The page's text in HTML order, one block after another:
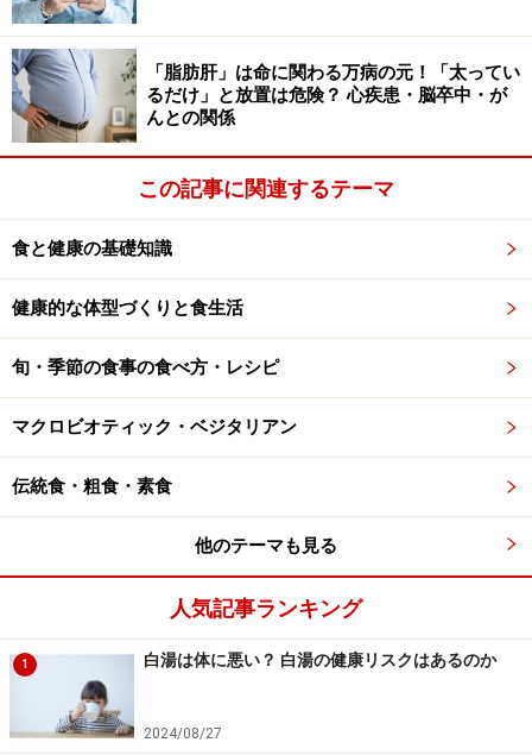
研究チームは、腸内細菌のバランスを良好に保つために
はどのような食事をすればよいのか、特に食物繊維とポ
リフェノールとの組み合わせに焦点をあてて調査しまし
た。
38人の健康な成人を対象に、食物摂取頻度調査と糞便中
の細菌の分析を行って、その関連を調べたところ、柑橘
類由来のペクチンは、ある種の善玉菌を減らしてしまう
ことがわかったというのです。
食物繊維の一つであるペクチンは、食品により水溶性、
不溶性があり、単体についての先行研究での結果は逆で
クチンとの相互作用によって、この予想外の結果が生ま
れたのではないかと考えています。
さらに今回最も斬新な発見とされたのは、今まであまり
ヘルシーなイメージがなかった白パンに有効性があった
のです。
いわゆる普通のパンに含まれるヘミセルロース
「脂肪肝」は命に関わる万病の元！「太ってい
るだけ」と放置は危険？ 心疾患・脳卒中・が
んとの関係
この記事に関連するテーマ
食と健康の基礎知識
健康的な体型づくりと食生活
旬・季節の食事の食べ方・レシピ
マクロビオティック・ベジタリアン
伝統食・粗食・素食
他のテーマも見る
人気記事ランキング
1 白湯は体に悪い？ 白湯の健康リスクはあるのか
2024/08/27